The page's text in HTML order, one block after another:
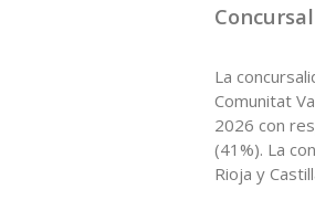
La
Comunitat
2026 con
(41%). La
Rioja y